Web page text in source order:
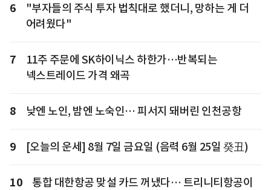
6
"부자들의 주식 투자 법칙대로 했더니, 망하는 게 더
어려웠다"
7
11주 주문에 SK하이닉스 하한가…반복되는
넥스트레이드 가격 왜곡
8 낮엔 노인, 밤엔 노숙인… 피서지 돼버린 인천공항
9 [오늘의 운세] 8월 7일 금요일 (음력 6월 25일 癸丑)
10
통합 대한항공 맞설 카드 꺼냈다… 트리니티항공이